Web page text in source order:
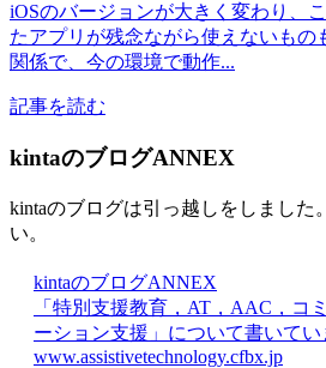
iOSのバージョンが大きく変わり、
たアプリが残念ながら使えないもの
関係で、今の環境で動作...
記事を読む
kintaのブログANNEX
kintaのブログは引っ越しをしました
い。
kintaのブログANNEX
「特別支援教育，AT，AAC，コ
ーション支援」について書いてい
www.assistivetechnology.cfbx.jp